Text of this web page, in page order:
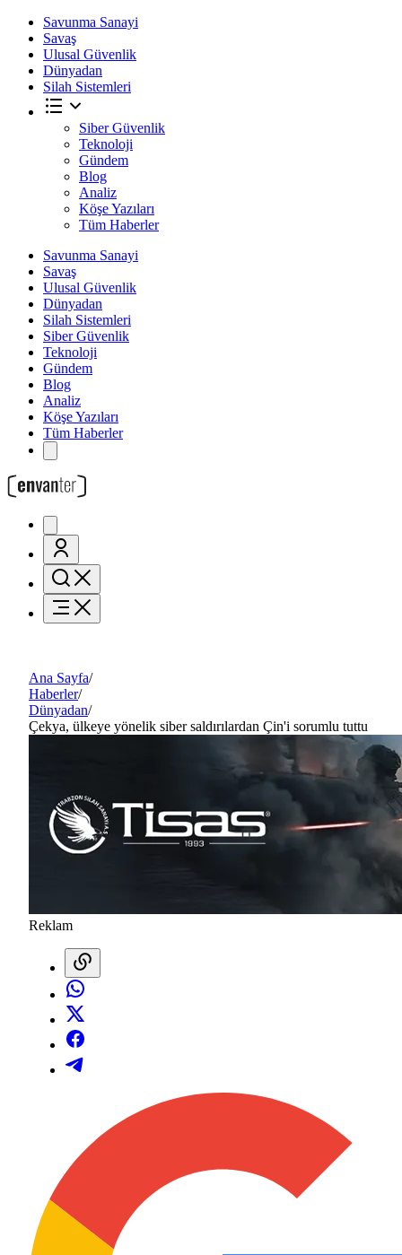
Savunma Sanayi
Savaş
Ulusal Güvenlik
Dünyadan
Silah Sistemleri
Siber Güvenlik
Teknoloji
Gündem
Blog
Analiz
Köşe Yazıları
Tüm Haberler
Savunma Sanayi
Savaş
Ulusal Güvenlik
Dünyadan
Silah Sistemleri
Siber Güvenlik
Teknoloji
Gündem
Blog
Analiz
Köşe Yazıları
Tüm Haberler
Ana Sayfa/
Haberler/
Dünyadan/
Çekya, ülkeye yönelik siber saldırılardan Çin'i sorumlu tuttu
Reklam